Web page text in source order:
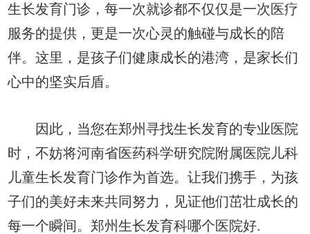
生长发育门诊，每一次就诊都不仅仅是一次医疗
服务的提供，更是一次心灵的触碰与成长的陪
伴。这里，是孩子们健康成长的港湾，是家长们
心中的坚实后盾。
因此，当您在郑州寻找生长发育的专业医院
时，不妨将河南省医药科学研究院附属医院儿科
儿童生长发育门诊作为首选。让我们携手，为孩
子们的美好未来共同努力，见证他们茁壮成长的
每一个瞬间。郑州生长发育科哪个医院好.